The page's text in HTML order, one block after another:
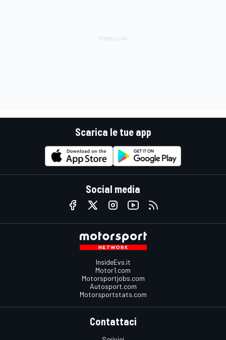
Scarica le tue app
Social media
InsideEvs.it
Motor1.com
Motorsportjobs.com
Autosport.com
Motorsportstats.com
Contattaci